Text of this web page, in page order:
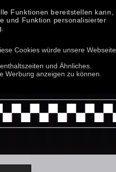
Funktionen bereitstellen kann,
und Funktion personalisierter
Cookies würde unsere Webseite
und Ähnliches.
Werbung anzeigen zu können.